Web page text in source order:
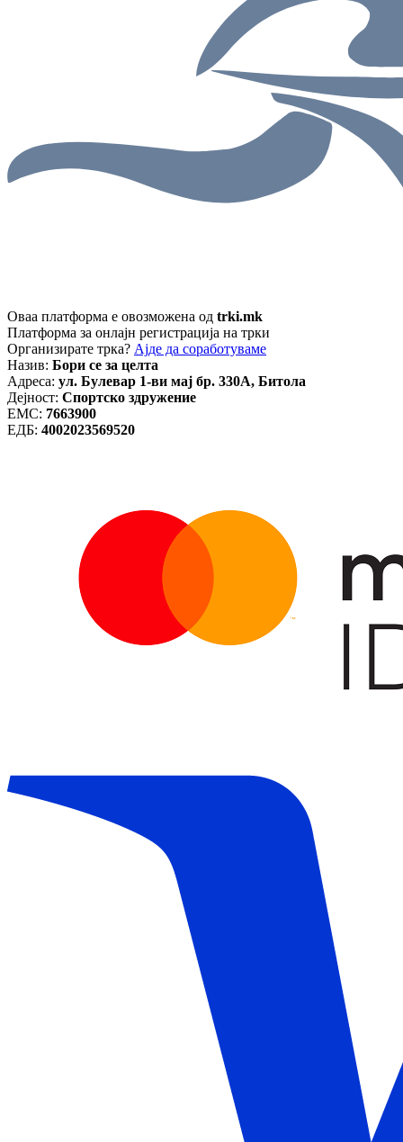
Оваа платформа е овозможена од trki.mk
Платформа за онлајн регистрација на трки
Организирате трка? Ајде да соработуваме
Назив: Бори се за целта
Адреса: ул. Булевар 1-ви мај бр. 330А, Битола
Дејност: Спортско здружение
ЕМС: 7663900
ЕДБ: 4002023569520